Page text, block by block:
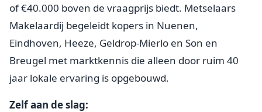
of €40.000 boven de vraagprijs biedt. Metselaars
Makelaardij begeleidt kopers in Nuenen,
Eindhoven, Heeze, Geldrop-Mierlo en Son en
Breugel met marktkennis die alleen door ruim 40
jaar lokale ervaring is opgebouwd.
Zelf aan de slag: